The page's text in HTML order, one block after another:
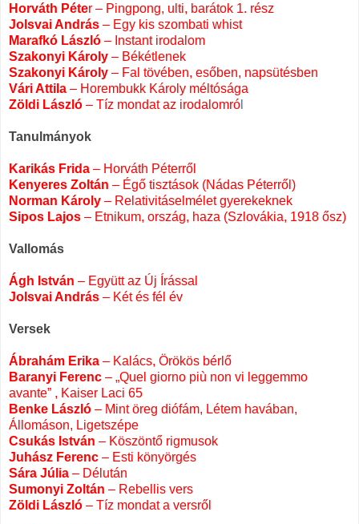
Horváth Péter – Pingpong, ulti, barátok 1. rész
Jolsvai András – Egy kis szombati whist
Marafkó László – Instant irodalom
Szakonyi Károly – Békétlenek
Szakonyi Károly – Fal tövében, esőben, napsütésben
Vári Attila – Horembukk Károly méltósága
Zöldi László – Tíz mondat az irodalomró
Tanulmányok
Karikás Frida – Horváth Péterről
Kenyeres Zoltán – Égő tisztások (Nádas Péterről)
Norman Károly – Relativitáselmélet gyerekeknek
Sipos Lajos – Etnikum, ország, haza (Szlovákia, 1918 ősz)
Vallomás
Ágh István – Együtt az Új Írással
Jolsvai András – Két és fél év
Versek
Ábrahám Erika – Kalács, Örökös bérlő
Baranyi Ferenc – „Quel giorno più non vi leggemmo
avante” , Kaiser Laci 65
Benke László – Mint öreg diófám, Létem havában,
Állomáson, Ligetszépe
Csukás István – Köszöntő rigmusok
Juhász Ferenc – Esti könyörgés
Sára Júlia – Délután
Sumonyi Zoltán – Rebellis vers
Zöldi László – Tíz mondat a versről